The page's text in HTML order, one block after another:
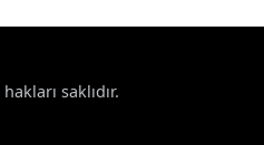
saklıdır.